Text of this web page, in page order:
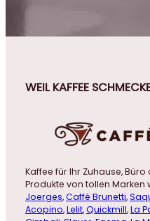
WEIL KAFFEE
Kaffee für Ihr Zuhause,
Produkte von tollen Marken
Joerges,Caffé Brunetti,
Acopino,Lelit,Quickmill,La